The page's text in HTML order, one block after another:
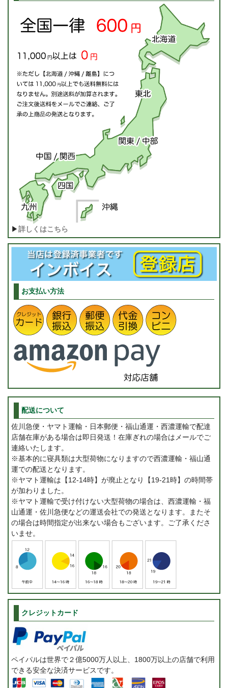
▶詳しくはこちら
お支払い方法
配送について
佐川急便・ヤマト運輸・日本郵便・福山通運・西濃運輸で配達
店舗在庫がある場合は即日発送！在庫ぎれの場合はメールでご
連絡いたします。
※基本的に寝具類は大型荷物になりますので西濃運輸・福山通
運での配送となります。
※ヤマト運輸は【12-14時】が廃止となり【19-21時】の時間帯
が加わりました。
※ヤマト運輸で受け付けない大型荷物の場合は、西濃運輸・福
山通運・佐川急便などの運送会社での発送となります。またそ
の場合は時間指定が出来ない場合もございます。ご了承くださ
いませ。
クレジットカード
ペイパルは世界で２億5000万人以上、1800万以上の店舗で利用
できる安全な決済サービスです。